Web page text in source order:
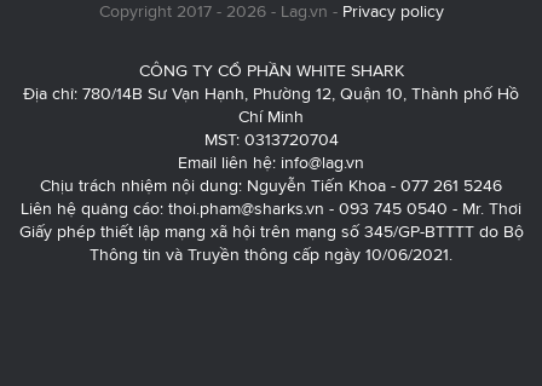
Copyright 2017 - 2026 - Lag.vn - Privacy policy
CÔNG TY CỔ PHẦN WHITE SHARK
Địa chỉ: 780/14B Sư Vạn Hạnh, Phường 12, Quận 10, Thành phố Hồ
Chí Minh
MST: 0313720704
Email liên hệ: info@lag.vn
Chịu trách nhiệm nội dung: Nguyễn Tiến Khoa - 077 261 5246
Liên hệ quảng cáo: thoi.pham@sharks.vn - 093 745 0540 - Mr. Thơi
Giấy phép thiết lập mạng xã hội trên mạng số 345/GP-BTTTT do Bộ
Thông tin và Truyền thông cấp ngày 10/06/2021.